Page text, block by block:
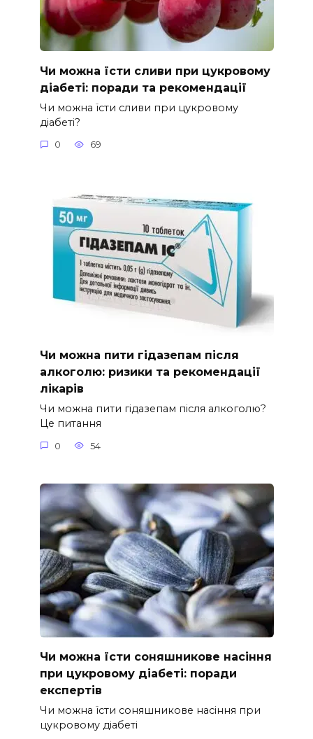
Чи можна їсти сливи при цукровому
діабеті: поради та рекомендації
Чи можна їсти сливи при цукровому
діабеті?
0 69
Чи можна пити гідазепам після
алкоголю: ризики та рекомендації
лікарів
Чи можна пити гідазепам після алкоголю?
Це питання
0 54
Чи можна їсти соняшникове насіння
при цукровому діабеті: поради
експертів
Чи можна їсти соняшникове насіння при
цукровому діабеті